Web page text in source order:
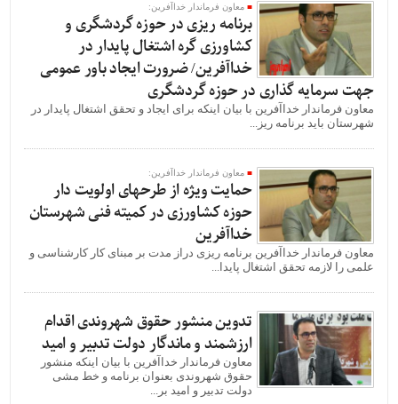
معاون فرماندار خداآفرین:
برنامه ریزی در حوزه گردشگری و
کشاورزی گره اشتغال پایدار در
خداآفرین/ ضرورت ایجاد باور عمومی
جهت سرمایه گذاری در حوزه گردشگری
معاون فرماندار خداآفرین با بیان اینکه برای ایجاد و تحقق اشتغال پایدار در
شهرستان باید برنامه ریز...
معاون فرماندار خداآفرین:
حمایت ویژه از طرحهای اولویت دار
حوزه کشاورزی در کمیته فنی شهرستان
خداآفرین
معاون فرماندار خداآفرین برنامه ریزی دراز مدت بر مبنای کار کارشناسی و
علمی را لازمه تحقق اشتغال پایدا...
تدوین منشور حقوق شهروندی اقدام
ارزشمند و ماندگار دولت تدبیر و امید
معاون فرماندار خداآفرین با بیان اینکه منشور
حقوق شهروندی بعنوان برنامه و خط مشی
دولت تدبیر و امید بر...